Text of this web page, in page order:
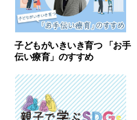
子どもがいきいき育つ 「お手
伝い療育」のすすめ